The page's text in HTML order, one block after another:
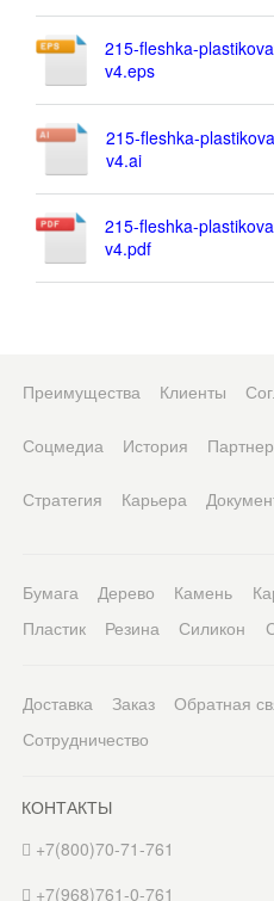
215-fleshka-
v4.eps
215-fleshka-
v4.ai
215-fleshka-
v4.pdf
Преимущества Клиенты
Соцмедиа История
Стратегия Карьера
Бумага Дерево Камень
Пластик
Резина Силикон
Доставка Заказ Обратная
Сотрудничество
КОНТАКТЫ
+7(800)70-71-761
+7(968)761-0-761